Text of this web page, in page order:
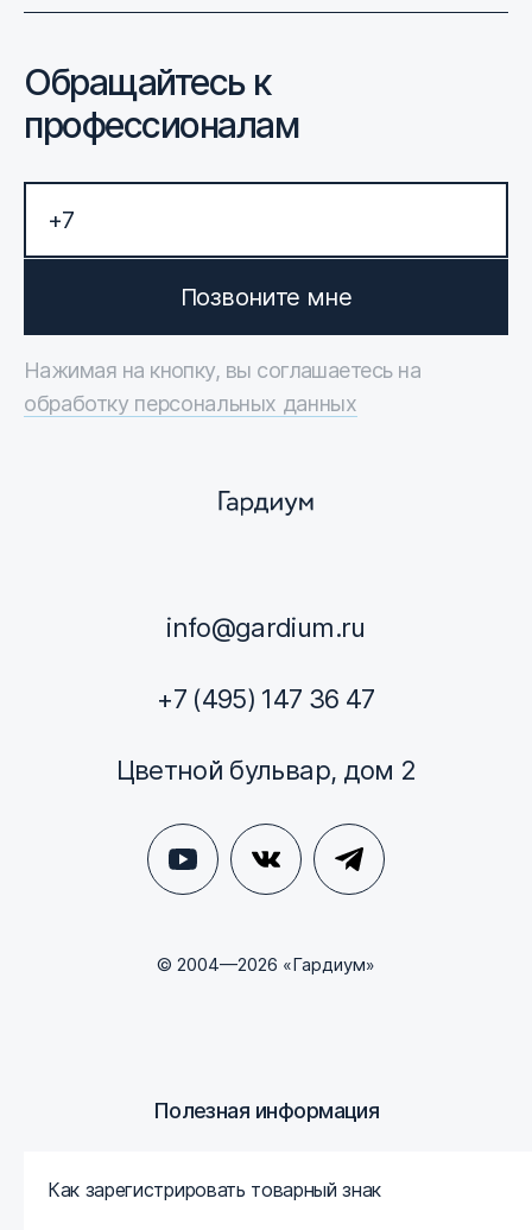
Обращайтесь к
профессионалам
Позвоните мне
Нажимая на кнопку, вы соглашаетесь на
обработку персональных данных
info@gardium.ru
+7 (495) 147 36 47
Цветной бульвар, дом 2
© 2004—2026 «Гардиум»
Полезная информация
Как зарегистрировать товарный знак